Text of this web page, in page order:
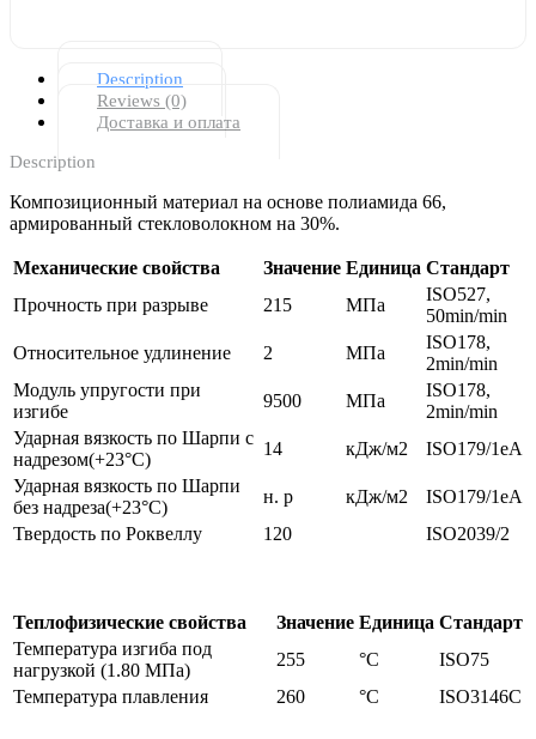
Description
Reviews (0)
Доставка и оплата
Description
Композиционный материал на основе полиамида 66,
армированный стекловолокном на 30%.
Механические свойства Значение Единица Стандарт
Прочность при разрыве
215 МПа
ISO527,
50min/min
Относительное удлинение
2 МПа
ISO178,
2min/min
Модуль упругости при
изгибе
9500 МПа
ISO178,
2min/min
Ударная вязкость по Шарпи с
надрезом(+23°C)
14 кДж/м2
ISO179/1eA
Ударная вязкость по Шарпи
без надреза(+23°C)
н. р кДж/м2
ISO179/1eA
Твердость по Роквеллу
120 ISO2039/2
Теплофизические свойства Значение Единица Стандарт
Температура изгиба под
нагрузкой (1.80 МПа)
255 °C
ISO75
Температура плавления
260 °C ISO3146С